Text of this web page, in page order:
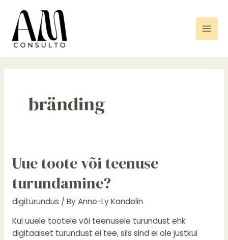
content
bränding
Uue toote või teenuse
turundamine?
digiturundus / ByAnne-Ly Kandelin
Kui uuele tootele või teenusele turundust ehk
digitaalset turundust ei tee, siis sind ei ole justkui
Uue
toote
või
turundamine?